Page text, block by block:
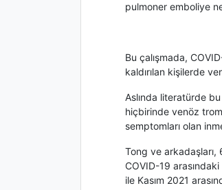
pulmoner emboliye
Bu çalışmada,
kaldırılan kişilerde
Aslında literatürde
hiçbirinde venöz
semptomları olan
Tong ve
COVID-19
ile Kasım 2021